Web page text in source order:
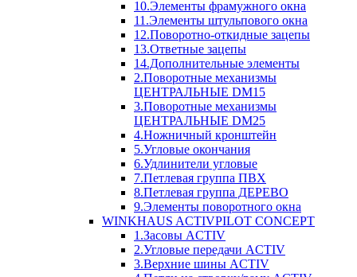
10.Элементы фрамужного окна
11.Элементы штульпового окна
12.Поворотно-откидные зацепы
13.Ответные зацепы
14.Дополнительные элементы
2.Поворотные механизмы
ЦЕНТРАЛЬНЫЕ DM15
3.Поворотные механизмы
ЦЕНТРАЛЬНЫЕ DM25
4.Ножничный кронштейн
5.Угловые окончания
6.Удлинители угловые
7.Петлевая группа ПВХ
8.Петлевая группа ДЕРЕВО
9.Элементы поворотного окна
WINKHAUS ACTIVPILOT CONCEPT
1.Засовы ACTIV
2.Угловые передачи ACTIV
3.Верхние шины ACTIV